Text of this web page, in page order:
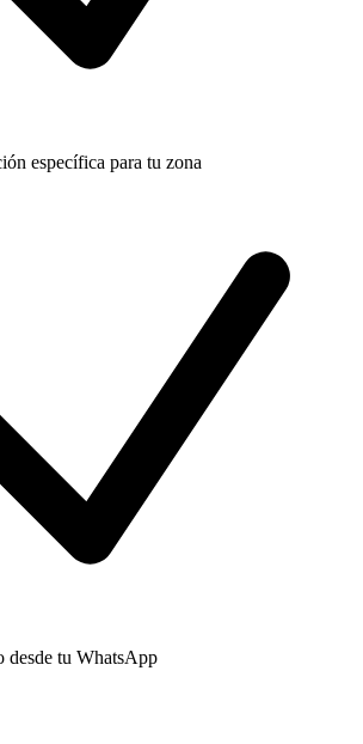
específica para tu zona
desde tu WhatsApp